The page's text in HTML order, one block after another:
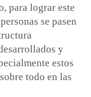
para lograr este
se pasen
y
estos
todo en las